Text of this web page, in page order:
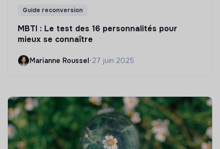
Guide reconversion
MBTI : Le test des 16 personnalités pour
mieux se connaître
Marianne Roussel•27 juin 2025